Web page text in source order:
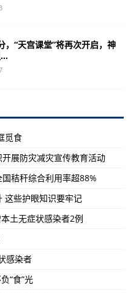
，“天宫课堂”将再次开启，神
觅食
展防灾减灾宣传教育活动
秸秆综合利用率超88%
这些护眼知识要牢记
土无症状感染者2例
感染者
“食”光